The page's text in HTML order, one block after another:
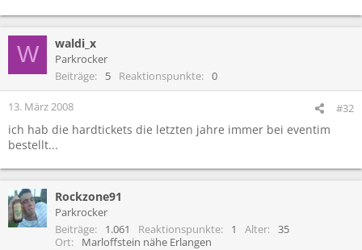
W waldi_x
Parkrocker
Beiträge
5 Reaktionspunkte 0
13. März 2008 #32
ich hab die hardtickets die letzten jahre immer bei eventim
bestellt...
Rockzone91
Parkrocker
Beiträge
1.061 Reaktionspunkte 1 Alter
35
Ort
Marloffstein nähe Erlangen